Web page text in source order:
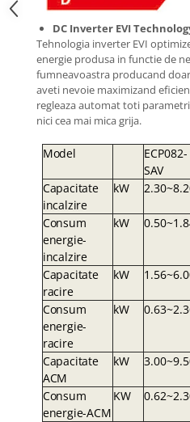
DC Inverter EVI
Tehnologia inverter EVI
energie produsa in functie de
fumneavoastra producand
aveti nevoie maximizand
regleaza automat toti
nici cea mai mica grija.
Model
ECP082-
SAV
Capacitate
incalzire
kW
Consum
energie-
incalzire
kW
Capacitate
racire
kW
Consum
energie-
racire
kW
Capacitate
ACM
kW
Consum
energie-ACM
KW